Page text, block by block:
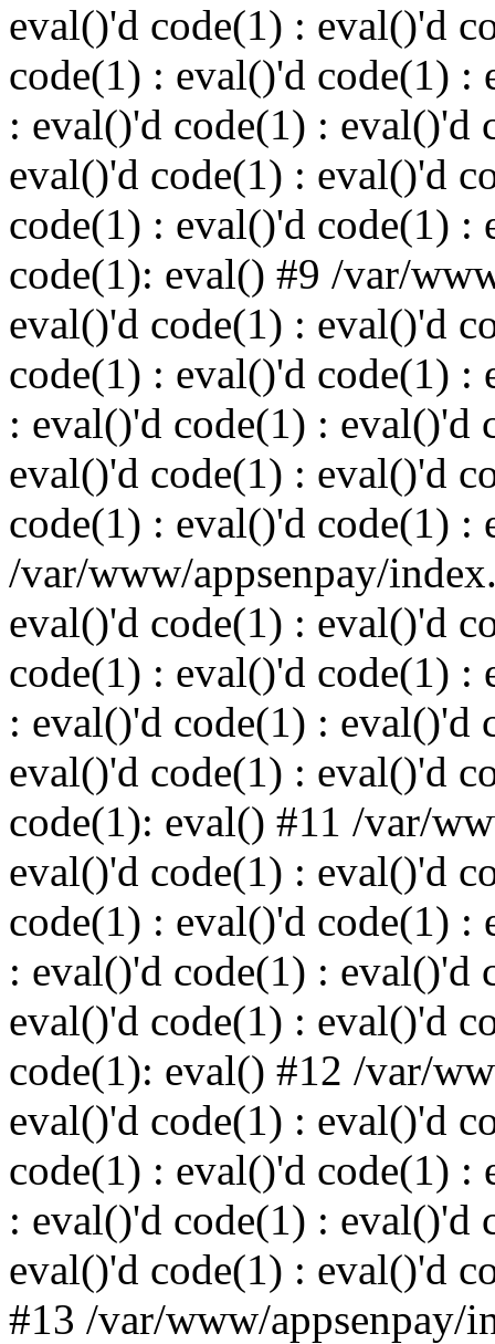
eval()'d code(1) : eval()'d
code(1) : eval()'d code(1) :
: eval()'d code(1) : eval()'d
eval()'d code(1) : eval()'d
code(1) : eval()'d code(1) :
code(1): eval() #9 /var/
eval()'d code(1) : eval()'d
code(1) : eval()'d code(1) :
: eval()'d code(1) : eval()'d
eval()'d code(1) : eval()'d
code(1) : eval()'d code(1) :
/var/www/appsenpay/
eval()'d code(1) : eval()'d
code(1) : eval()'d code(1) :
: eval()'d code(1) : eval()'d
eval()'d code(1) : eval()'d
code(1): eval() #11 /var/
eval()'d code(1) : eval()'d
code(1) : eval()'d code(1) :
: eval()'d code(1) : eval()'d
eval()'d code(1) : eval()'d
code(1): eval() #12 /var/
eval()'d code(1) : eval()'d
code(1) : eval()'d code(1) :
: eval()'d code(1) : eval()'d
eval()'d code(1) : eval()'d
#13 /var/www/appsenpay/